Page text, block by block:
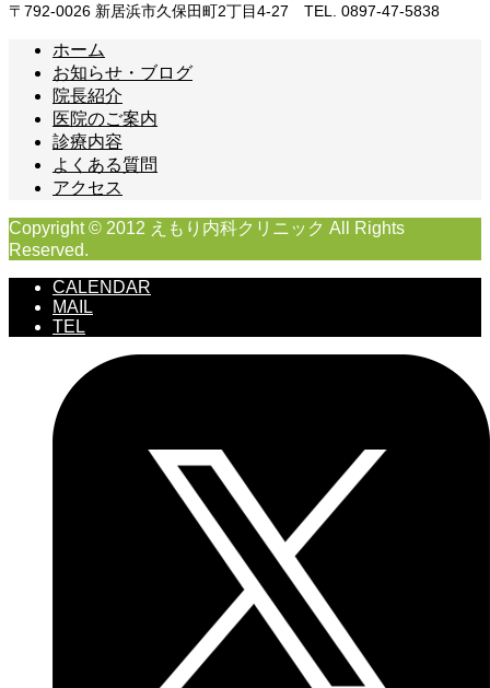
〒792-0026 新居浜市久保田町2丁目4-27 TEL. 0897-47-5838
ホーム
お知らせ・ブログ
院長紹介
医院のご案内
診療内容
よくある質問
アクセス
Copyright © 2012 えもり内科クリニック All Rights
Reserved.
CALENDAR
MAIL
TEL